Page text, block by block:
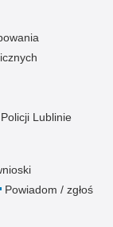
Lublinie
Powiadom / zgłoś